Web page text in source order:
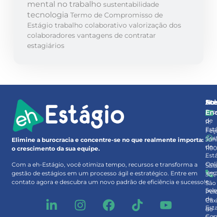
mental no trabalho sustentabilidade
tecnologia Termo de Compromisso de
Estágio trabalho colaborativo valorização dos
colaboradores vantagens de contratar
estagiários
Elimine a burocracia e concentre-se no que realmente importa:
o crescimento da sua equipe.
Com a eh-Estágio, você otimiza tempo, recursos e transforma a
gestão de estágios em um processo ágil e estratégico. Entre em
contato agora e descubra um novo padrão de eficiência e sucesso!
de
de
e
de
R.
1100
–
Sala
São
do